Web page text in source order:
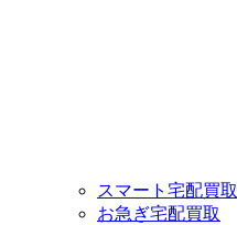
スマート宅配買取
お急ぎ宅配買取